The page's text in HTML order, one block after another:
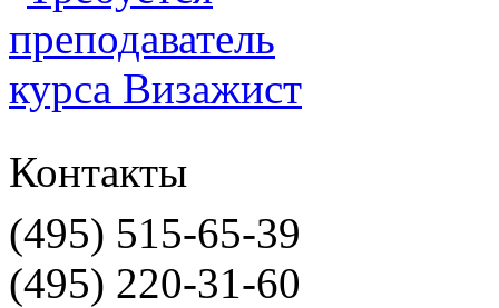
Контакты
(495) 515-65-39
(495) 220-31-60